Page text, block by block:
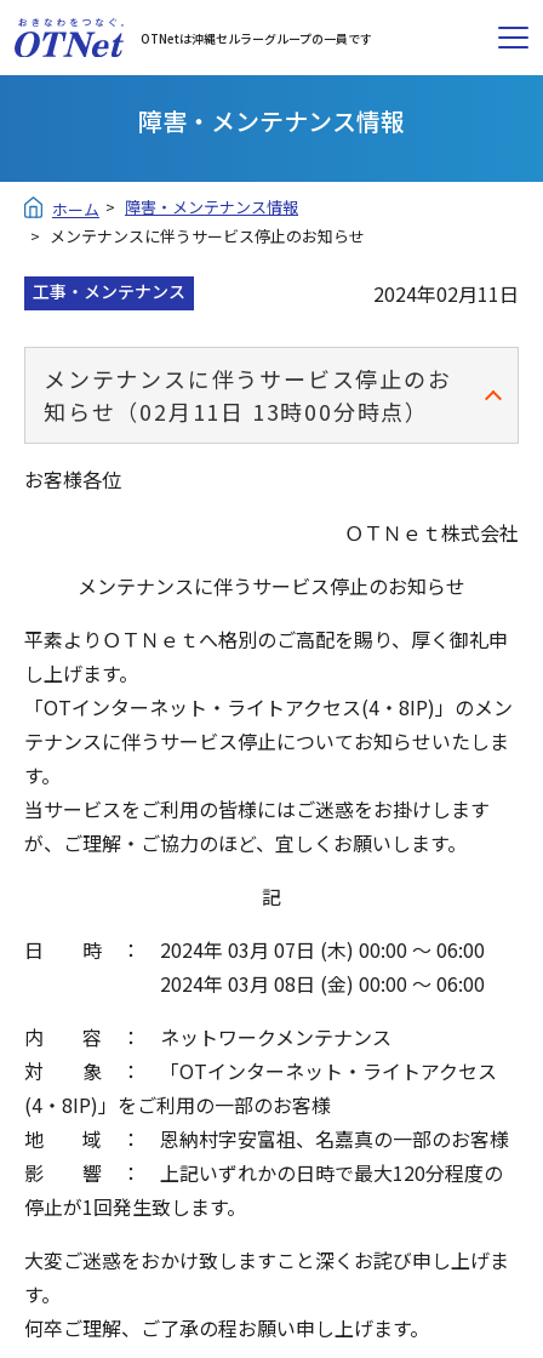
OTNetは沖縄セルラーグループの一員です
障害・メンテナンス情報
ホーム
障害・メンテナンス情報
メンテナンスに伴うサービス停止のお知らせ
工事・メンテナンス 2024年02月11日
メンテナンスに伴うサービス停止のお
知らせ（02月11日 13時00分時点）
お客様各位
ＯＴＮｅｔ株式会社
メンテナンスに伴うサービス停止のお知らせ
平素より ＯＴＮｅｔへ格別のご高配を賜り、厚く御礼申
し上げます。
「OTインターネット・ライトアクセス(4・8IP)」のメン
テナンスに伴うサービス停止についてお知らせいたしま
す。
当サービスをご利用の皆様にはご迷惑をお掛けします
が、ご理解・ご協力のほど、宜しくお願いします。
記
日 時 ： 2024年 03月 07日 (木) 00:00 ～ 06:00
2024年 03月 08日 (金) 00:00 ～ 06:00
内 容 ： ネットワークメンテナンス
対 象 ： 「OTインターネット・ライトアクセス
(4・8IP)」をご利用の一部のお客様
地 域 ： 恩納村字安富祖、名嘉真の一部のお客様
影 響 ： 上記いずれかの日時で最大120分程度の
停止が1回発生致します。
大変ご迷惑をおかけ致しますこと深くお詫び申し上げま
す。
何卒ご理解、ご了承の程お願い申し上げます。